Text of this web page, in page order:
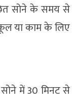
सोने के समय से
या काम के लिए
में 30 मिनट से